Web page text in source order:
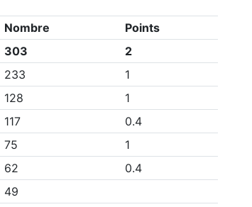
Nombre
Points
303
2
233
1
128
1
117
0.4
75
1
62
0.4
49